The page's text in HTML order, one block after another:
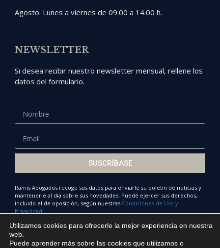
Agosto: Lunes a viernes de 09.00 a 14.00 h.
NEWSLETTER
Si desea recibir nuestro newsletter mensual, rellene los
datos del formulario.
SUSCRÍBASE
Ramis Abogados recoge sus datos para enviarle su boletín de noticias y
mantenerle al día sobre sus novedades. Puede ejercer sus derechos,
incluido el de oposición, según nuestras Condiciones de Uso y
Privacidad.
Utilizamos cookies para ofrecerle la mejor experiencia en nuestra
web.
Puede aprender más sobre las cookies que utilizamos o